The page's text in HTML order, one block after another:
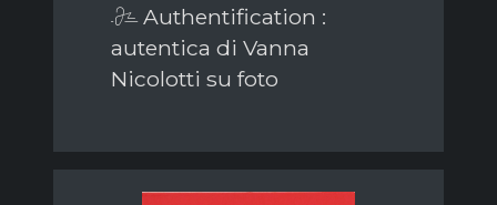
Authentification :
autentica di Vanna
Nicolotti su foto